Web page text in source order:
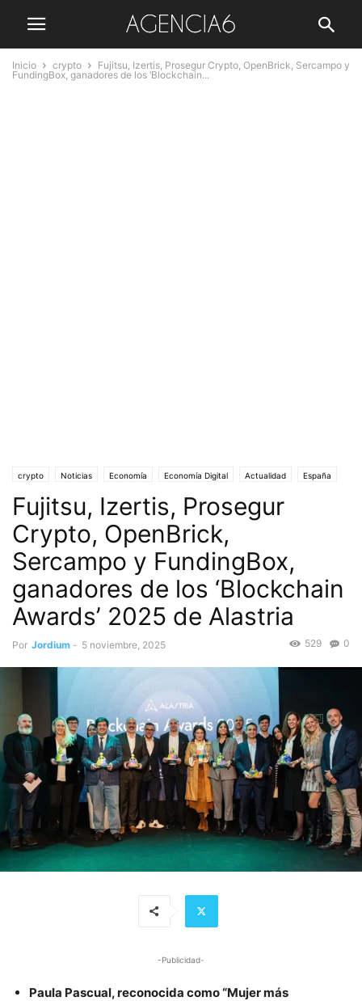
Inicio crypto
Fujitsu, Izertis, Prosegur Crypto, OpenBrick, Sercampo y
FundingBox, ganadores de los ‘Blockchain...
crypto Noticias Economía Economía Digital Actualidad España
Tecnología Blockchain
Fujitsu, Izertis, Prosegur
Crypto, OpenBrick,
Sercampo y FundingBox,
ganadores de los ‘Blockchain
Awards’ 2025 de Alastria
Por Jordium - 5 noviembre, 2025 0
529
-Publicidad-
Paula Pascual, reconocida como “Mujer más